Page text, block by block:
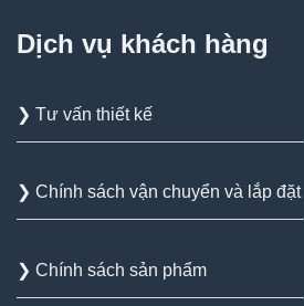
Dịch vụ khách hàng
❯ Tư vấn thiết kế
❯ Chính sách vận chuyển và lắp đặt
❯ Chính sách sản phẩm